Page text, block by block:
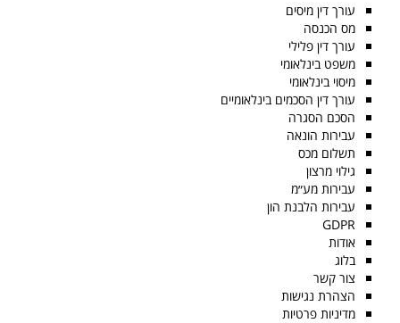
עורך דין מיסים
מס הכנסה
עורך דין פלילי
משפט בינלאומי
מיסוי בינלאומי
עורך דין הסכמים בינלאומיים
הסכם הסגרה
עבירות הונאה
תשלום מכס
גילוי מרצון
עבירות מע״מ
עבירות הלבנת הון
GDPR
אודות
בלוג
צור קשר
הצהרת נגישות
מדיניות פרטיות